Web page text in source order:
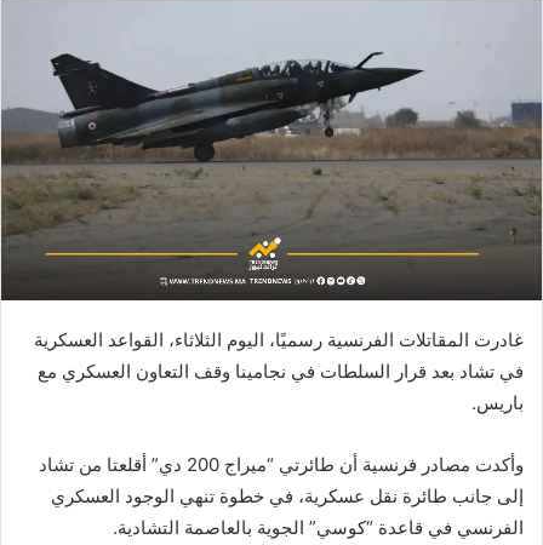
غادرت المقاتلات الفرنسية رسميًا، اليوم الثلاثاء، القواعد العسكرية
في تشاد بعد قرار السلطات في نجامينا وقف التعاون العسكري مع
باريس.
وأكدت مصادر فرنسية أن طائرتي “ميراج 200 دي” أقلعتا من تشاد
إلى جانب طائرة نقل عسكرية، في خطوة تنهي الوجود العسكري
الفرنسي في قاعدة “كوسي” الجوية بالعاصمة التشادية.